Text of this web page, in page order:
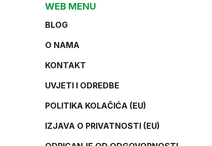
WEB MENU
BLOG
O NAMA
KONTAKT
UVJETI I ODREDBE
POLITIKA KOLAČIĆA (EU)
IZJAVA O PRIVATNOSTI (EU)